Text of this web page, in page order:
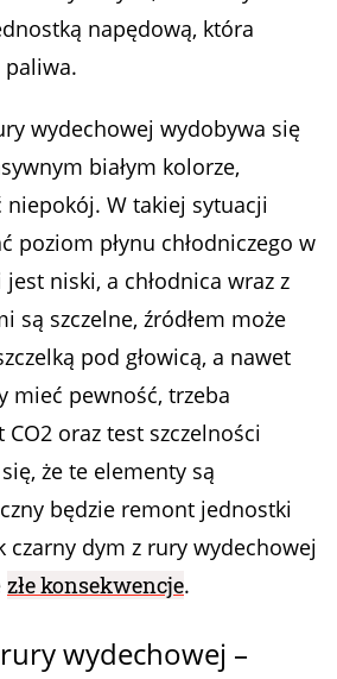
napędową, która
paliwa.
wydechowej wydobywa się
białym kolorze,
W takiej sytuacji
poziom płynu chłodniczego w
niski, a chłodnica wraz z
są szczelne, źródłem może
pod głowicą, a nawet
mieć pewność, trzeba
CO2 oraz test szczelności
że te elementy są
będzie remont jednostki
czarny dym z rury wydechowej
złe konsekwencje.
wydechowej –